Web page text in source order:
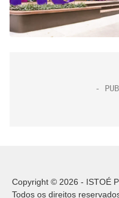
Copyright © 2026 - ISTOÉ
Todos os direitos